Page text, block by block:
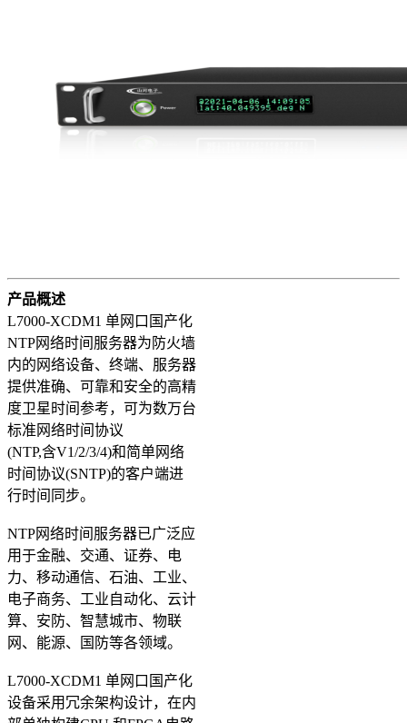
产品概述
L7000-XCDM1 单网口国产化
NTP网络时间服务器为防火墙
内的网络设备、终端、服务器
提供准确、可靠和安全的高精
度卫星时间参考，可为数万台
标准网络时间协议
(NTP,含V1/2/3/4)和简单网络
时间协议(SNTP)的客户端进
行时间同步。
NTP网络时间服务器已广泛应
用于金融、交通、证券、电
力、移动通信、石油、工业、
电子商务、工业自动化、云计
算、安防、智慧城市、物联
网、能源、国防等各领域。
L7000-XCDM1 单网口国产化
设备采用冗余架构设计，在内